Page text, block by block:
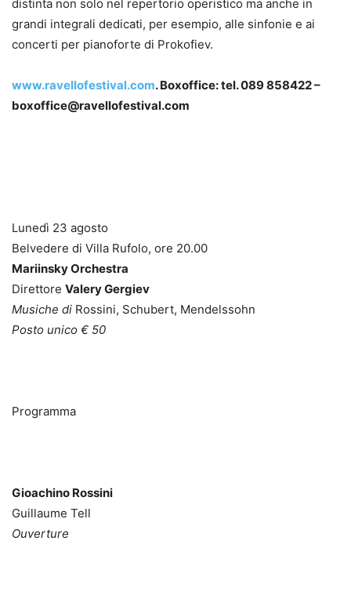
distinta non solo nel repertorio operistico ma anche in
grandi integrali dedicati, per esempio, alle sinfonie e ai
concerti per pianoforte di Prokofiev.
www.ravellofestival.com. Boxoffice: tel. 089 858422 –
boxoffice@ravellofestival.com
Lunedì 23 agosto
Belvedere di Villa Rufolo, ore 20.00
Mariinsky Orchestra
Direttore Valery Gergiev
Musiche di Rossini, Schubert, Mendelssohn
Posto unico € 50
Programma
Gioachino Rossini
Guillaume Tell
Ouverture